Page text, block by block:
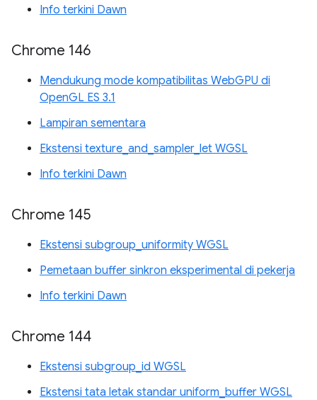
Info terkini Dawn
Chrome 146
Mendukung mode kompatibilitas WebGPU di
OpenGL ES 3.1
Lampiran sementara
Ekstensi texture_and_sampler_let WGSL
Info terkini Dawn
Chrome 145
Ekstensi subgroup_uniformity WGSL
Pemetaan buffer sinkron eksperimental di pekerja
Info terkini Dawn
Chrome 144
Ekstensi subgroup_id WGSL
Ekstensi tata letak standar uniform_buffer WGSL